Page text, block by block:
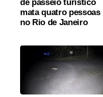
de passeio turístico
mata quatro pessoas
no Rio de Janeiro